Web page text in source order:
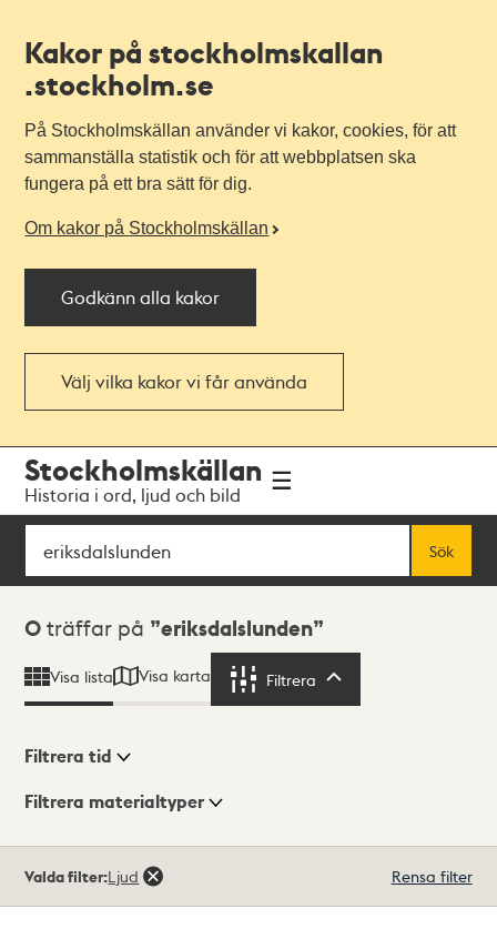
Kakor på stockholmskallan
.stockholm.se
På Stockholmskällan använder vi kakor, cookies, för att
sammanställa statistik och för att webbplatsen ska
fungera på ett bra sätt för dig.
Om kakor på Stockholmskällan
Godkänn alla kakor
Välj vilka kakor vi får använda
navigationen
huvudinnehållet
Stockholmskällan
Historia i ord, ljud och bild
Sök
Sök
Sökresultat
0 träffar på eriksdalslunden
Visa lista Visa karta Filtrera
Visningsläge
Filtrera tid
Filtrera materialtyper
träffar
Valda filter:Ljud Rensa filter